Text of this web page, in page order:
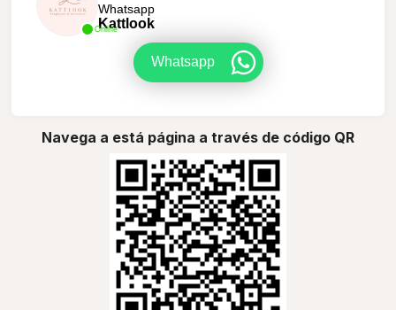
Online
Whatsapp
Kattlook
Whatsapp
Navega a está página a través de código QR